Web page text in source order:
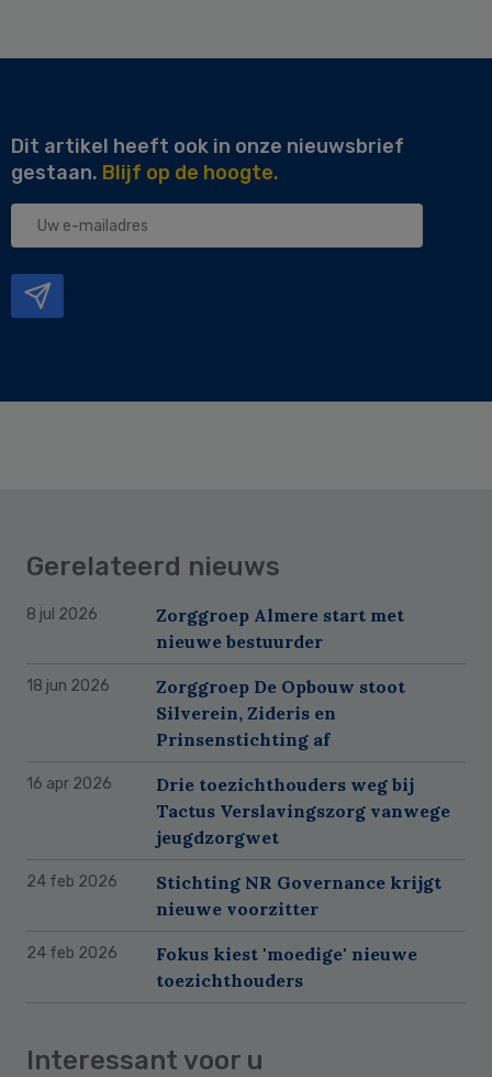
Dit artikel heeft ook in onze nieuwsbrief
gestaan. Blijf op de hoogte.
Uw
Gerelateerd nieuws
8 jul 2026
Zorggroep Almere start met
nieuwe bestuurder
18 jun 2026
Zorggroep De Opbouw stoot
Silverein, Zideris en
Prinsenstichting af
16 apr 2026
Drie toezichthouders weg bij
Tactus Verslavingszorg vanwege
jeugdzorgwet
24 feb 2026
Stichting NR Governance krijgt
nieuwe voorzitter
24 feb 2026
Fokus kiest 'moedige' nieuwe
toezichthouders
Interessant voor u